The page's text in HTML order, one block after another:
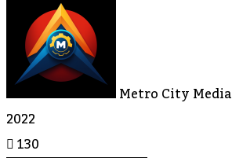
Metro City Media
2022
130